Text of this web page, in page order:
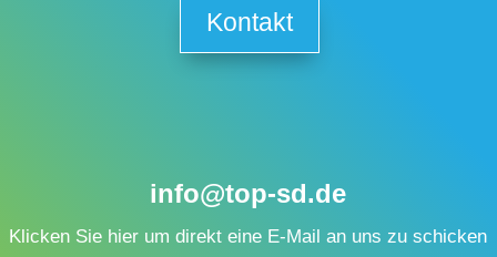
Kontakt
info@top-sd.de
Klicken Sie hier um direkt eine E-Mail an uns zu schicken